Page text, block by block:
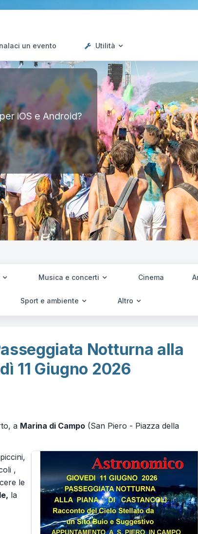
un evento Utilità
iOS e Android?
Musica e concerti Cinema
Sport e ambiente Altro
Notturna alla
11 Giugno 2026
a Marina di Campo (San Piero - Piazza della
,
le
la